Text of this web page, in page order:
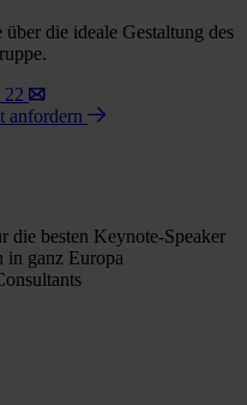
die ideale Gestaltung des
22
anfordern
die besten Keynote-Speaker
in ganz Europa